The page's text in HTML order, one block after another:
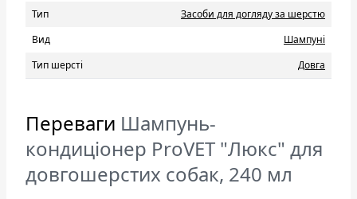
Тип
Засоби для догляду за шерстю
Вид
Шампуні
Тип шерсті
Довга
Переваги Шампунь-
кондиціонер ProVET "Люкс" для
довгошерстих собак, 240 мл